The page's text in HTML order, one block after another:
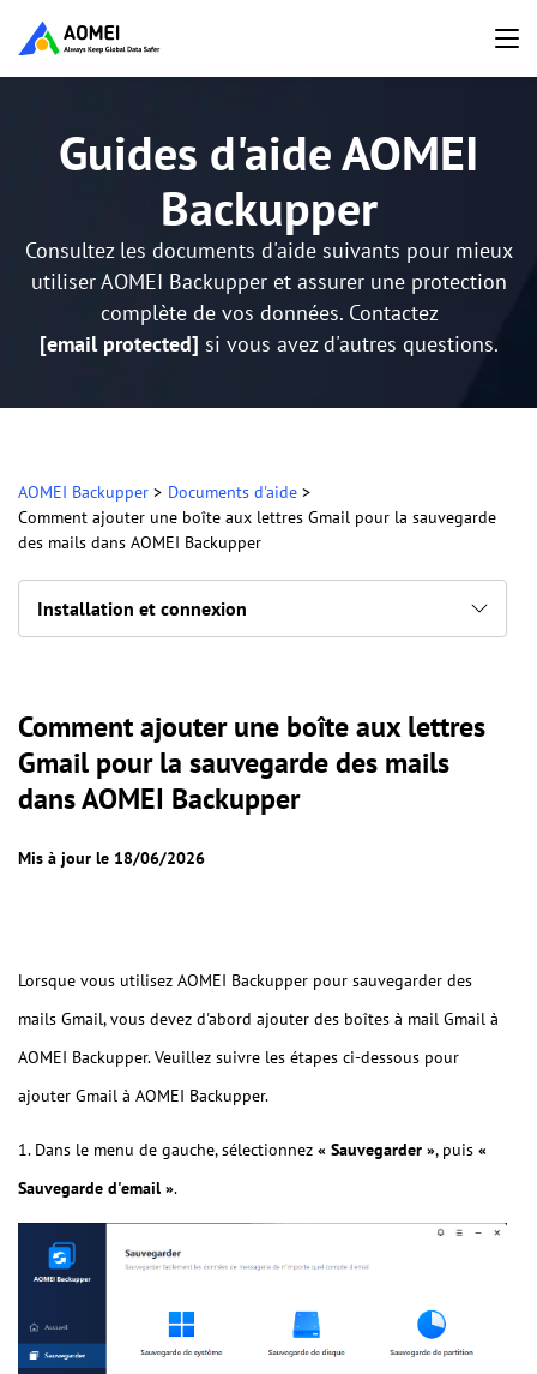
Guides d'aide AOMEI
Backupper
Consultez les documents d'aide suivants pour mieux
utiliser AOMEI Backupper et assurer une protection
complète de vos données. Contactez
[email protected] si vous avez d'autres questions.
AOMEI Backupper > Documents d'aide >
Comment ajouter une boîte aux lettres Gmail pour la sauvegarde
des mails dans AOMEI Backupper
Installation et connexion
Comment ajouter une boîte aux lettres
Gmail pour la sauvegarde des mails
dans AOMEI Backupper
Mis à jour le 18/06/2026
Lorsque vous utilisez AOMEI Backupper pour sauvegarder des
mails Gmail, vous devez d'abord ajouter des boîtes à mail Gmail à
AOMEI Backupper. Veuillez suivre les étapes ci-dessous pour
ajouter Gmail à AOMEI Backupper.
1. Dans le menu de gauche, sélectionnez « Sauvegarder », puis «
Sauvegarde d'email ».